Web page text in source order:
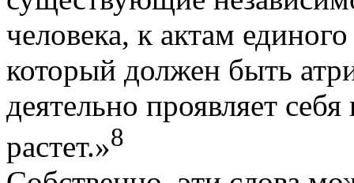
человека, к актам
который должен быть
деятельно проявляет
растет.»8